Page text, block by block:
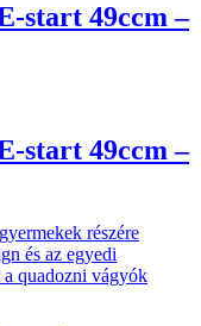
start 49ccm –
start 49ccm –
részére
és az egyedi
a quadozni vágyók